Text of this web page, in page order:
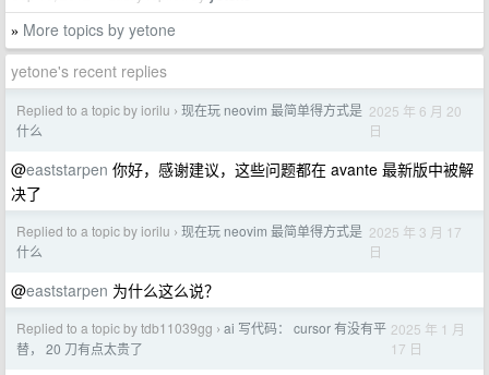
» More topics by yetone
yetone's recent replies
Replied to a topic by iorilu › 现在玩 neovim 最简单得方式是
什么
2025 年 6 月 20
日
@eaststarpen 你好，感谢建议，这些问题都在 avante 最新版中被解
决了
Replied to a topic by iorilu › 现在玩 neovim 最简单得方式是
什么
2025 年 3 月 17
日
@eaststarpen 为什么这么说？
Replied to a topic by tdb11039gg › ai 写代码： cursor 有没有平
替， 20 刀有点太贵了
2025 年 1 月
17 日